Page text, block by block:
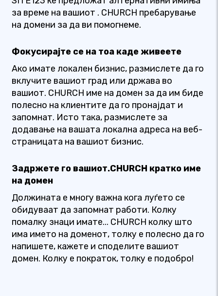
за време на вашиот . CHURCH пребарување
на домени за да ви помогнеме.
Фокусирајте се на тоа каде живеете
Ако имате локален бизнис, размислете да го
вклучите вашиот град или држава во
вашиот. CHURCH име на домен за да им биде
полесно на клиентите да го пронајдат и
запомнат. Исто така, размислете за
додавање на вашата локална адреса на веб-
страницата на вашиот бизнис.
Задржете го вашиот.CHURCH кратко име
на домен
Должината е многу важна кога луѓето се
обидуваат да запомнат работи. Колку
помалку знаци имате... CHURCH колку што
има името на доменот, толку е полесно да го
напишете, кажете и споделите вашиот
домен. Колку е пократок, толку е подобро!